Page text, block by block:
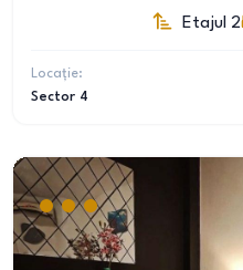
Etajul 2
Locație:
Sector 4